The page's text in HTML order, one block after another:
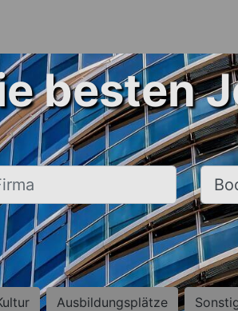
besten
Ort,
Ausbildungsplätze